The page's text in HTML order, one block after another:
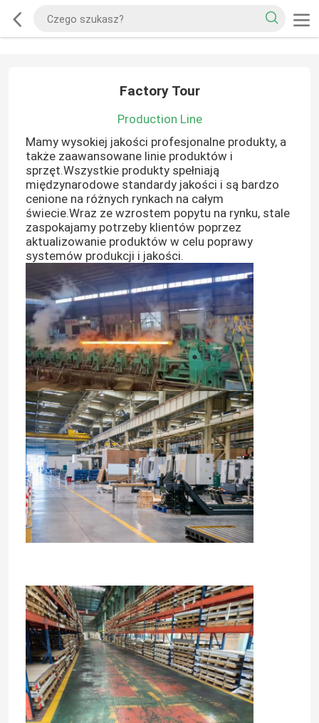
Factory Tour
Production Line
Mamy wysokiej jakości profesjonalne produkty, a
także zaawansowane linie produktów i
sprzęt.Wszystkie produkty spełniają
międzynarodowe standardy jakości i są bardzo
cenione na różnych rynkach na całym
świecie.Wraz ze wzrostem popytu na rynku, stale
zaspokajamy potrzeby klientów poprzez
aktualizowanie produktów w celu poprawy
systemów produkcji i jakości.